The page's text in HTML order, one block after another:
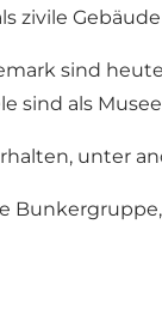
zivile
sind
sind als
unter